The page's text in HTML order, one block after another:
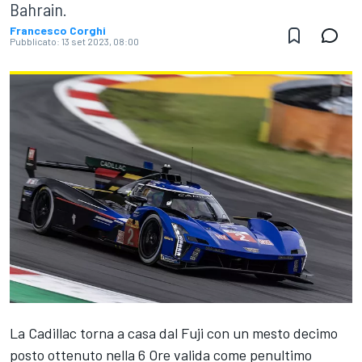
Bahrain.
Francesco Corghi
Pubblicato: 13 set 2023, 08:00
La Cadillac torna a casa dal Fuji con un mesto decimo
posto ottenuto nella 6 Ore valida come penultimo